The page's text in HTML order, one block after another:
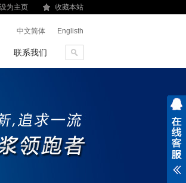
设为主页 收藏本站
中文简体 Englisth
联系我们